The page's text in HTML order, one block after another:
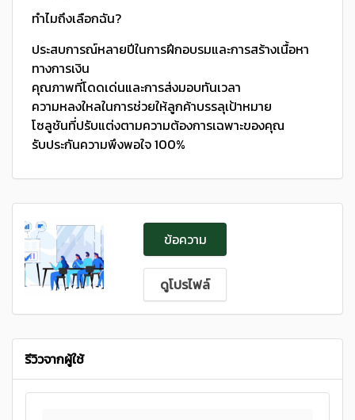
ทำไมถึงเลือกฉัน?
ประสบการณ์หลายปีในการฝึกอบรมและการสร้างเนื้อหา
ทางการเงิน
คุณภาพที่โดดเด่นและการส่งมอบทันเวลา
ความหลงใหลในการช่วยให้ลูกค้าบรรลุเป้าหมาย
โซลูชันที่ปรับแต่งตามความต้องการเฉพาะของคุณ
รับประกันความพึงพอใจ 100%
ข้อความ
ดูโปรไฟล์
รีวิวจากผู้ใช้